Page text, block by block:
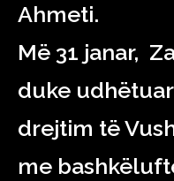
Ahmeti.
Më 31 janar,
duke
drejtim të
me